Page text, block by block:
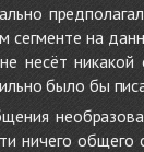
сегменте на
несёт
было бы
ничего